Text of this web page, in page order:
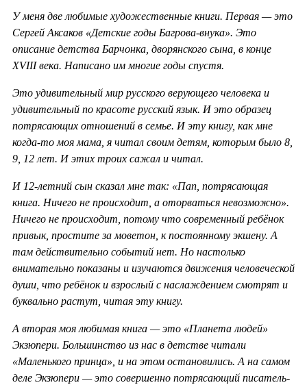
У меня две любимые художественные книги. Первая — это
Сергей Аксаков «Детские годы Багрова-внука». Это
описание детства Барчонка, дворянского сына, в конце
XVIII века. Написано им многие годы спустя.
Это удивительный мир русского верующего человека и
удивительный по красоте русский язык. И это образец
потрясающих отношений в семье. И эту книгу, как мне
когда-то моя мама, я читал своим детям, которым было 8,
9, 12 лет. И этих троих сажал и читал.
И 12-летний сын сказал мне так: «Пап, потрясающая
книга. Ничего не происходит, а оторваться невозможно».
Ничего не происходит, потому что современный ребёнок
привык, простите за моветон, к постоянному экшену. А
там действительно событий нет. Но настолько
внимательно показаны и изучаются движения человеческой
души, что ребёнок и взрослый с наслаждением смотрят и
буквально растут, читая эту книгу.
А вторая моя любимая книга — это «Планета людей»
Экзюпери. Большинство из нас в детстве читали
«Маленького принца», и на этом остановились. А на самом
деле Экзюпери — это совершенно потрясающий писатель-